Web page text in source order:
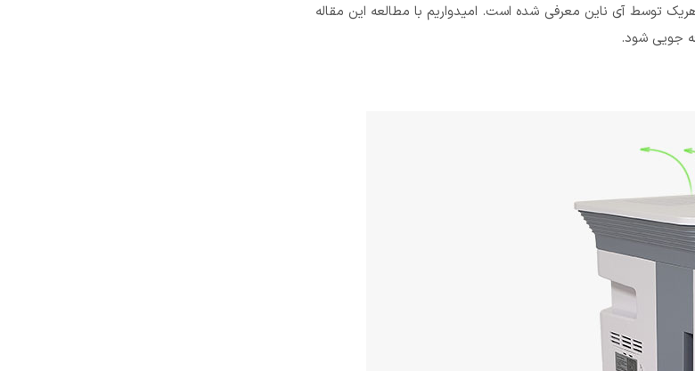
توسط آی ناین معرفی شده است. امیدواریم با مطالعه این مقاله
جویی شود.